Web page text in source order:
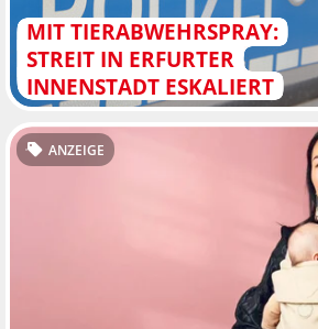
MIT TIERABWEHRSPRAY:
STREIT IN ERFURTER
INNENSTADT ESKALIERT
ANZEIGE